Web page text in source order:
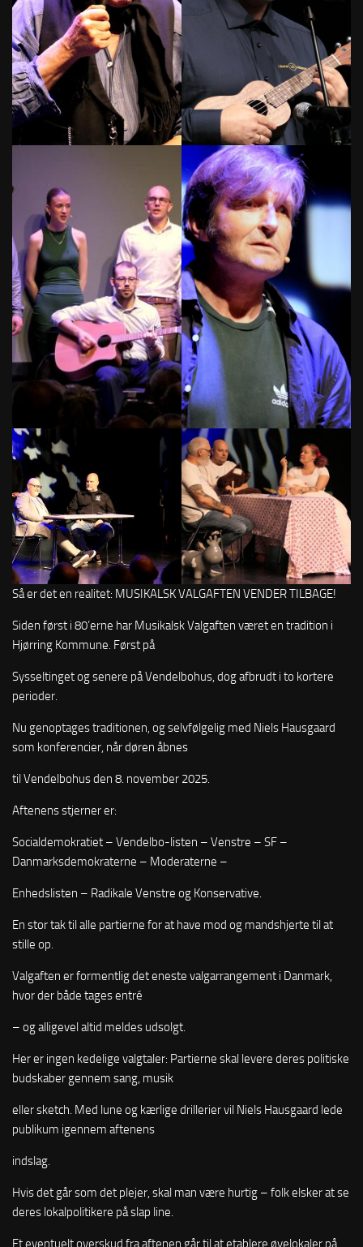
Så er det en realitet: MUSIKALSK VALGAFTEN VENDER TILBAGE!
Siden først i 80’erne har Musikalsk Valgaften været en tradition i
Hjørring Kommune. Først på
Sysseltinget og senere på Vendelbohus, dog afbrudt i to kortere
perioder.
Nu genoptages traditionen, og selvfølgelig med Niels Hausgaard
som konferencier, når døren åbnes
til Vendelbohus den 8. november 2025.
Aftenens stjerner er:
Socialdemokratiet – Vendelbo-listen – Venstre – SF –
Danmarksdemokraterne – Moderaterne –
Enhedslisten – Radikale Venstre og Konservative.
En stor tak til alle partierne for at have mod og mandshjerte til at
stille op.
Valgaften er formentlig det eneste valgarrangement i Danmark,
hvor der både tages entré
– og alligevel altid meldes udsolgt.
Her er ingen kedelige valgtaler: Partierne skal levere deres politiske
budskaber gennem sang, musik
eller sketch. Med lune og kærlige drillerier vil Niels Hausgaard lede
publikum igennem aftenens
indslag.
Hvis det går som det plejer, skal man være hurtig – folk elsker at se
deres lokalpolitikere på slap line.
Et eventuelt overskud fra aftenen går til at etablere øvelokaler på